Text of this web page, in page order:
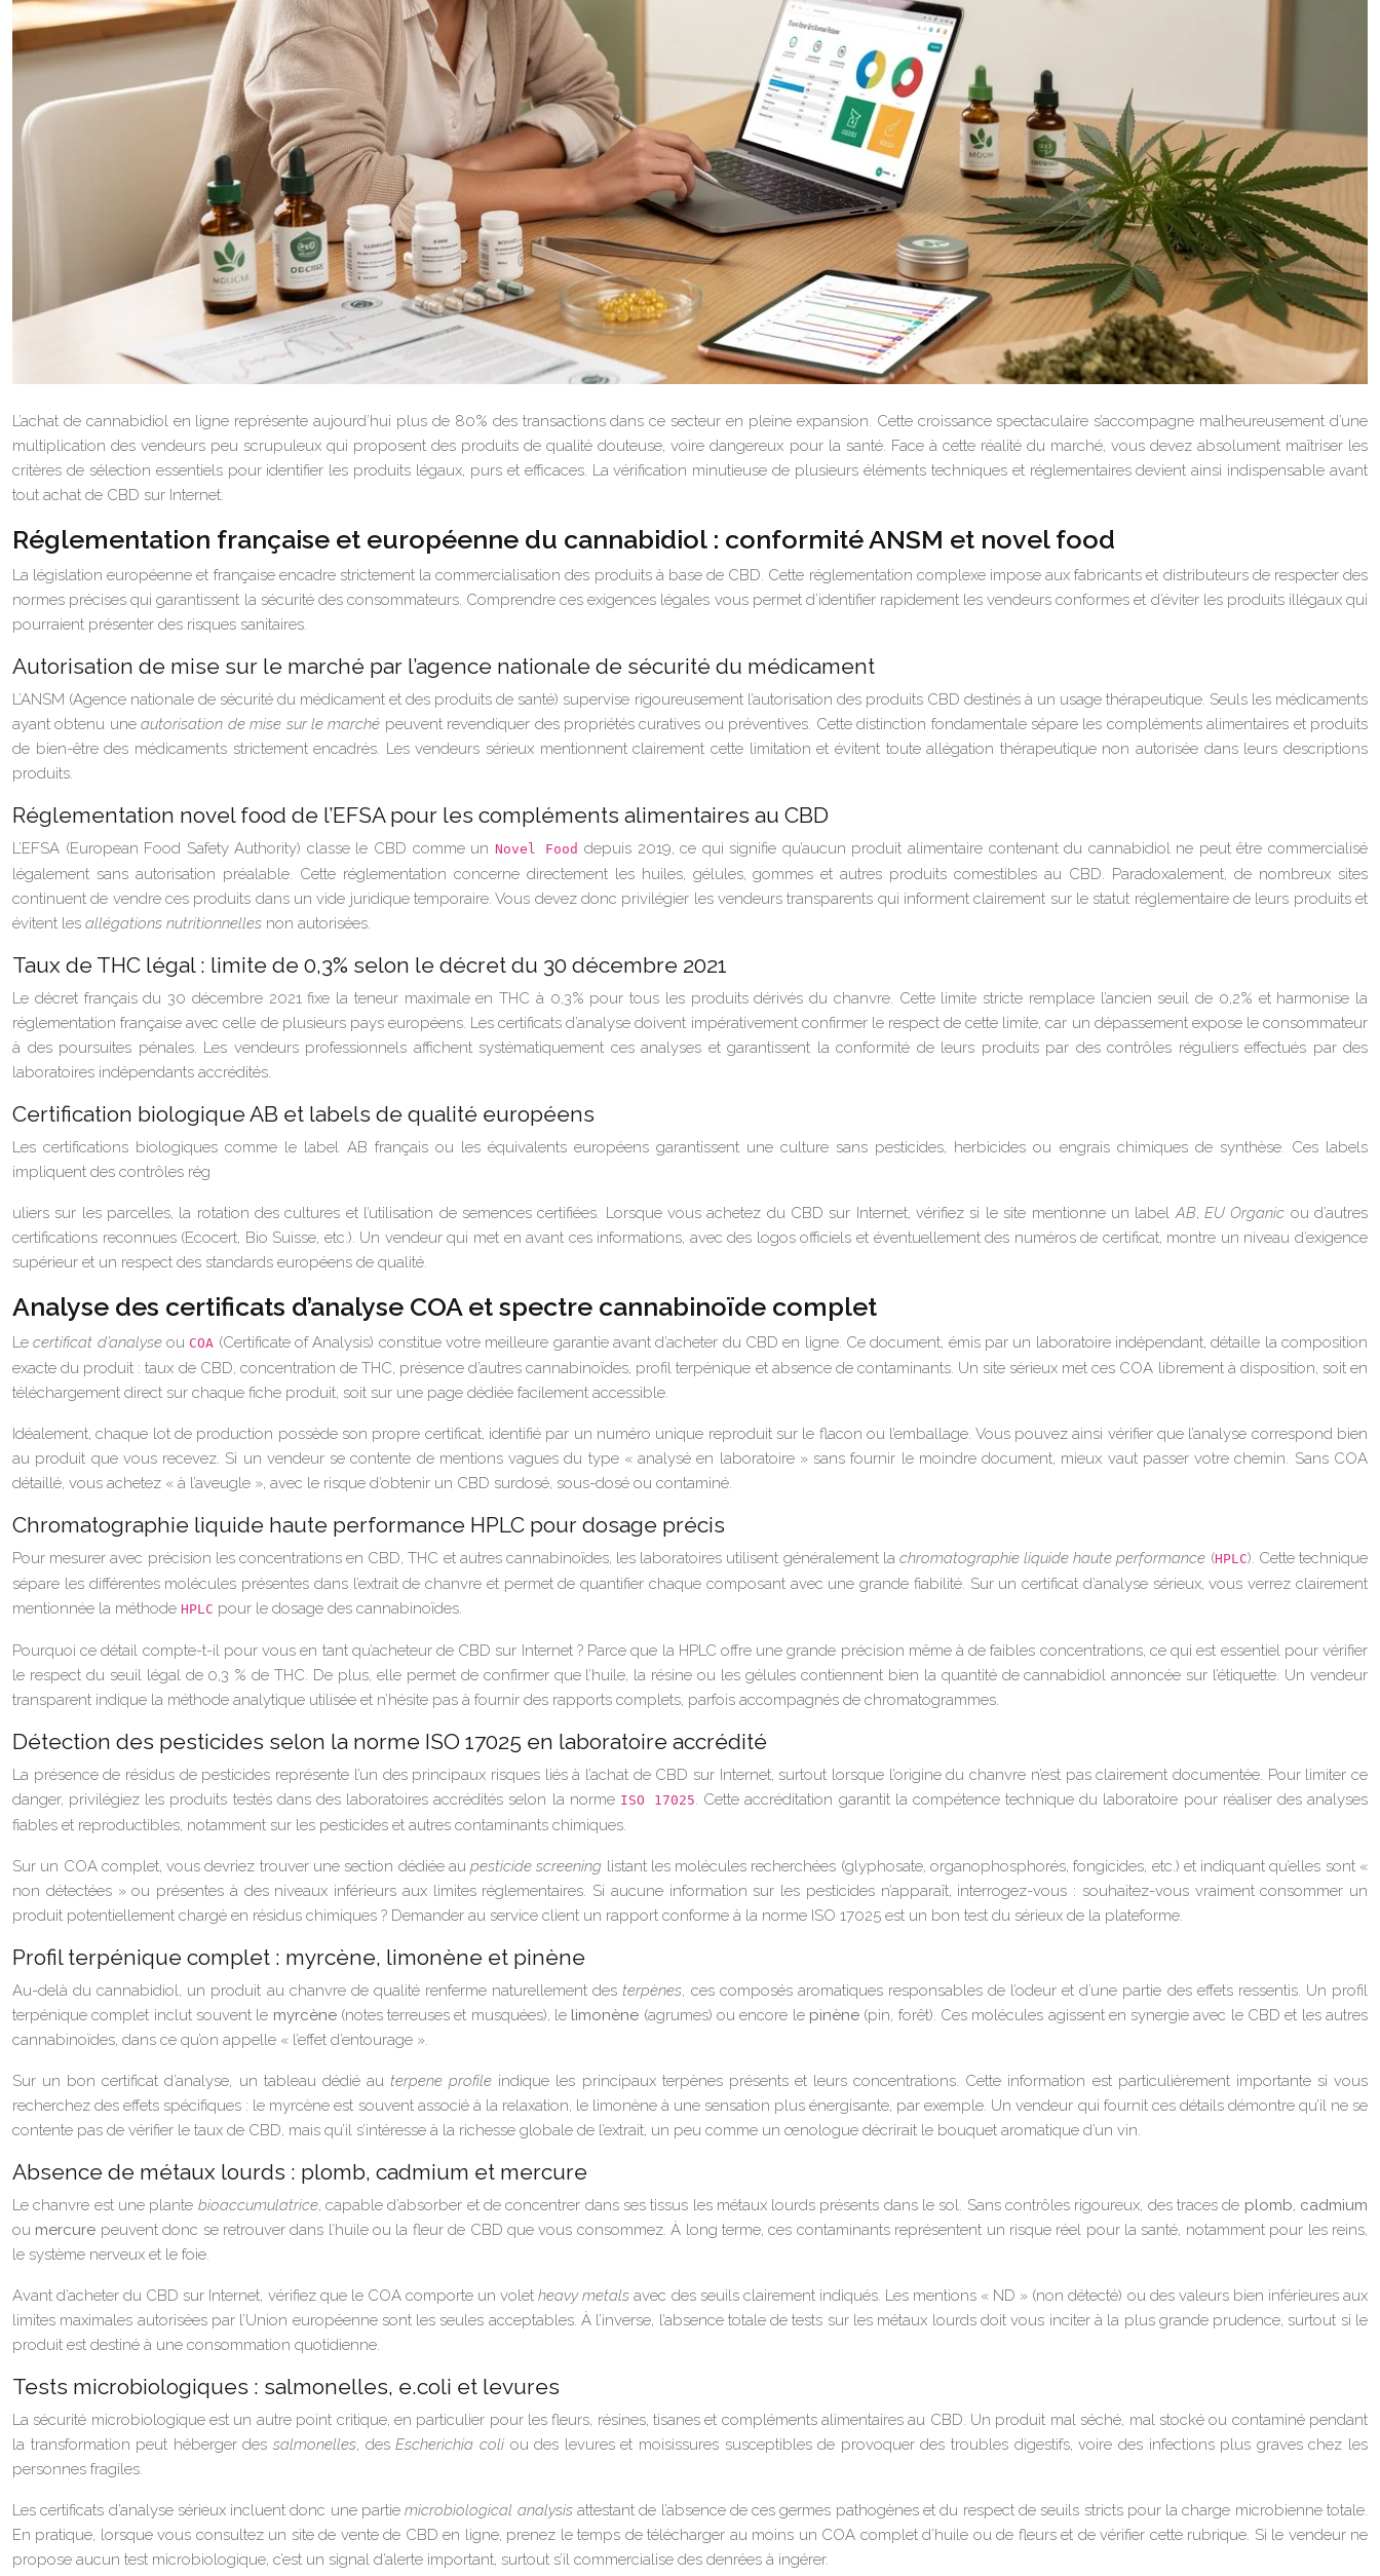
L’achat de cannabidiol en ligne représente aujourd’hui plus de 80% des transactions dans ce secteur en pleine expansion. Cette croissance spectaculaire s’accompagne malheureusement d’une
multiplication des vendeurs peu scrupuleux qui proposent des produits de qualité douteuse, voire dangereux pour la santé. Face à cette réalité du marché, vous devez absolument maîtriser les
critères de sélection essentiels pour identifier les produits légaux, purs et efficaces. La vérification minutieuse de plusieurs éléments techniques et réglementaires devient ainsi indispensable avant
tout achat de CBD sur Internet.
Réglementation française et européenne du cannabidiol : conformité ANSM et novel food
La législation européenne et française encadre strictement la commercialisation des produits à base de CBD. Cette réglementation complexe impose aux fabricants et distributeurs de respecter des
normes précises qui garantissent la sécurité des consommateurs. Comprendre ces exigences légales vous permet d’identifier rapidement les vendeurs conformes et d’éviter les produits illégaux qui
pourraient présenter des risques sanitaires.
Autorisation de mise sur le marché par l’agence nationale de sécurité du médicament
L’ANSM (Agence nationale de sécurité du médicament et des produits de santé) supervise rigoureusement l’autorisation des produits CBD destinés à un usage thérapeutique. Seuls les médicaments
ayant obtenu uneautorisation de mise sur le marché peuvent revendiquer des propriétés curatives ou préventives. Cette distinction fondamentale sépare les compléments alimentaires et produits
de bien-être des médicaments strictement encadrés. Les vendeurs sérieux mentionnent clairement cette limitation et évitent toute allégation thérapeutique non autorisée dans leurs descriptions
produits.
Réglementation novel food de l’EFSA pour les compléments alimentaires au CBD
L’EFSA (European Food Safety Authority) classe le CBD comme un Novel Food depuis 2019, ce qui signifie qu’aucun produit alimentaire contenant du cannabidiol ne peut être commercialisé
légalement sans autorisation préalable. Cette réglementation concerne directement les huiles, gélules, gommes et autres produits comestibles au CBD. Paradoxalement, de nombreux sites
continuent de vendre ces produits dans un vide juridique temporaire. Vous devez donc privilégier les vendeurs transparents qui informent clairement sur le statut réglementaire de leurs produits et
évitent les allégations nutritionnelles non autorisées.
Taux de THC légal : limite de 0,3% selon le décret du 30 décembre 2021
Le décret français du 30 décembre 2021 fixe la teneur maximale en THC à 0,3% pour tous les produits dérivés du chanvre. Cette limite stricte remplace l’ancien seuil de 0,2% et harmonise la
réglementation française avec celle de plusieurs pays européens. Les certificats d’analyse doivent impérativement confirmer le respect de cette limite, car un dépassement expose le consommateur
à des poursuites pénales. Les vendeurs professionnels affichent systématiquement ces analyses et garantissent la conformité de leurs produits par des contrôles réguliers effectués par des
laboratoires indépendants accrédités.
Certification biologique AB et labels de qualité européens
Les certifications biologiques comme le label AB français ou les équivalents européens garantissent une culture sans pesticides, herbicides ou engrais chimiques de synthèse. Ces labels
impliquent des contrôles rég
uliers sur les parcelles, la rotation des cultures et l’utilisation de semences certifiées. Lorsque vous achetez du CBD sur Internet, vérifiez si le site mentionne un labelAB, EU Organic ou d’autres
certifications reconnues (Ecocert, Bio Suisse, etc.). Un vendeur qui met en avant ces informations, avec des logos officiels et éventuellement des numéros de certificat, montre un niveau d’exigence
supérieur et un respect des standards européens de qualité.
Analyse des certificats d’analyse COA et spectre cannabinoïde complet
Lecertificat d’analyseou COA (Certificate of Analysis) constitue votre meilleure garantie avant d’acheter du CBD en ligne. Ce document, émis par un laboratoire indépendant, détaille la composition
exacte du produit : taux de CBD, concentration de THC, présence d’autres cannabinoïdes, profil terpénique et absence de contaminants. Un site sérieux met ces COA librement à disposition, soit en
téléchargement direct sur chaque fiche produit, soit sur une page dédiée facilement accessible.
Idéalement, chaque lot de production possède son propre certificat, identifié par un numéro unique reproduit sur le flacon ou l’emballage. Vous pouvez ainsi vérifier que l’analyse correspond bien
au produit que vous recevez. Si un vendeur se contente de mentions vagues du type « analysé en laboratoire » sans fournir le moindre document, mieux vaut passer votre chemin. Sans COA
détaillé, vous achetez « à l’aveugle », avec le risque d’obtenir un CBD surdosé, sous-dosé ou contaminé.
Chromatographie liquide haute performance HPLC pour dosage précis
Pour mesurer avec précision les concentrations en CBD, THC et autres cannabinoïdes, les laboratoires utilisent généralement la chromatographie liquide haute performance (HPLC). Cette technique
sépare les différentes molécules présentes dans l’extrait de chanvre et permet de quantifier chaque composant avec une grande fiabilité. Sur un certificat d’analyse sérieux, vous verrez clairement
mentionnée la méthode HPLC pour le dosage des cannabinoïdes.
Pourquoi ce détail compte-t-il pour vous en tant qu’acheteur de CBD sur Internet ? Parce que la HPLC offre une grande précision même à de faibles concentrations, ce qui est essentiel pour vérifier
le respect du seuil légal de 0,3 % de THC. De plus, elle permet de confirmer que l’huile, la résine ou les gélules contiennent bien la quantité de cannabidiol annoncée sur l’étiquette. Un vendeur
transparent indique la méthode analytique utilisée et n’hésite pas à fournir des rapports complets, parfois accompagnés de chromatogrammes.
Détection des pesticides selon la norme ISO 17025 en laboratoire accrédité
La présence de résidus de pesticides représente l’un des principaux risques liés à l’achat de CBD sur Internet, surtout lorsque l’origine du chanvre n’est pas clairement documentée. Pour limiter ce
danger, privilégiez les produits testés dans des laboratoires accrédités selon la norme ISO 17025. Cette accréditation garantit la compétence technique du laboratoire pour réaliser des analyses
fiables et reproductibles, notamment sur les pesticides et autres contaminants chimiques.
Sur un COA complet, vous devriez trouver une section dédiée aupesticide screening listant les molécules recherchées (glyphosate, organophosphorés, fongicides, etc.) et indiquant qu’elles sont «
non détectées » ou présentes à des niveaux inférieurs aux limites réglementaires. Si aucune information sur les pesticides n’apparaît, interrogez-vous : souhaitez-vous vraiment consommer un
produit potentiellement chargé en résidus chimiques ? Demander au service client un rapport conforme à la norme ISO 17025 est un bon test du sérieux de la plateforme.
Profil terpénique complet : myrcène, limonène et pinène
Au-delà du cannabidiol, un produit au chanvre de qualité renferme naturellement desterpènes, ces composés aromatiques responsables de l’odeur et d’une partie des effets ressentis. Un profil
terpénique complet inclut souvent le myrcène(notes terreuses et musquées), le limonène (agrumes) ou encore le pinène (pin, forêt). Ces molécules agissent en synergie avec le CBD et les autres
cannabinoïdes, dans ce qu’on appelle « l’effet d’entourage ».
Sur un bon certificat d’analyse, un tableau dédié auterpene profile indique les principaux terpènes présents et leurs concentrations. Cette information est particulièrement importante si vous
recherchez des effets spécifiques : le myrcène est souvent associé à la relaxation, le limonène à une sensation plus énergisante, par exemple. Un vendeur qui fournit ces détails démontre qu’il ne se
contente pas de vérifier le taux de CBD, mais qu’il s’intéresse à la richesse globale de l’extrait, un peu comme un œnologue décrirait le bouquet aromatique d’un vin.
Absence de métaux lourds : plomb, cadmium et mercure
Le chanvre est une plante bioaccumulatrice, capable d’absorber et de concentrer dans ses tissus les métaux lourds présents dans le sol. Sans contrôles rigoureux, des traces de plomb, cadmium
ou mercure peuvent donc se retrouver dans l’huile ou la fleur de CBD que vous consommez. À long terme, ces contaminants représentent un risque réel pour la santé, notamment pour les reins,
le système nerveux et le foie.
Avant d’acheter du CBD sur Internet, vérifiez que le COA comporte un voletheavy metals avec des seuils clairement indiqués. Les mentions « ND » (non détecté) ou des valeurs bien inférieures aux
limites maximales autorisées par l’Union européenne sont les seules acceptables. À l’inverse, l’absence totale de tests sur les métaux lourds doit vous inciter à la plus grande prudence, surtout si le
produit est destiné à une consommation quotidienne.
Tests microbiologiques : salmonelles, e.coli et levures
La sécurité microbiologique est un autre point critique, en particulier pour les fleurs, résines, tisanes et compléments alimentaires au CBD. Un produit mal séché, mal stocké ou contaminé pendant
la transformation peut héberger dessalmonelles, desEscherichia coliou des levures et moisissures susceptibles de provoquer des troubles digestifs, voire des infections plus graves chez les
personnes fragiles.
Les certificats d’analyse sérieux incluent donc une partiemicrobiological analysisattestant de l’absence de ces germes pathogènes et du respect de seuils stricts pour la charge microbienne totale.
En pratique, lorsque vous consultez un site de vente de CBD en ligne, prenez le temps de télécharger au moins un COA complet d’huile ou de fleurs et de vérifier cette rubrique. Si le vendeur ne
propose aucun test microbiologique, c’est un signal d’alerte important, surtout s’il commercialise des denrées à ingérer.